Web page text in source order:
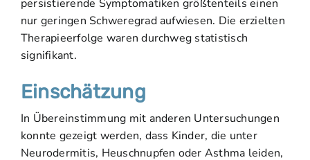
persistierende Symptomatiken größtenteils einen
nur geringen Schweregrad aufwiesen. Die erzielten
Therapieerfolge waren durchweg statistisch
signifikant.
Einschätzung
In Übereinstimmung mit anderen Untersuchungen
konnte gezeigt werden, dass Kinder, die unter
Neurodermitis, Heuschnupfen oder Asthma leiden,